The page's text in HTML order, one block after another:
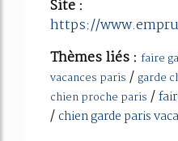
Site :
https://
Thèmes liés : faire
vacances paris / garde
chien proche paris /
/ chien garde paris